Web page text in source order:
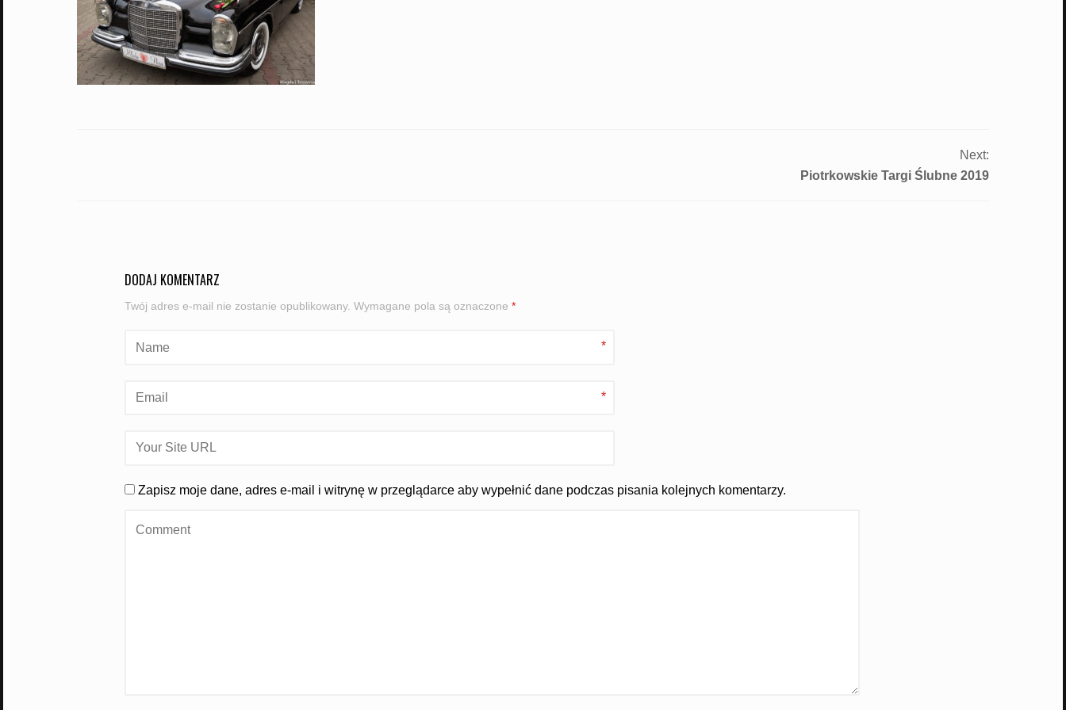
Next:
Piotrkowskie Targi Ślubne 2019
DODAJ KOMENTARZ
Twój adres e-mail nie zostanie opublikowany. Wymagane pola są oznaczone*
*
*
Zapisz moje dane, adres e-mail i witrynę w przeglądarce aby wypełnić dane podczas pisania kolejnych komentarzy.